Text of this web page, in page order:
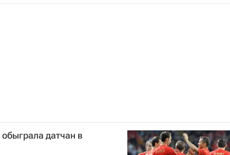
Сборная России по футболу
датчан в